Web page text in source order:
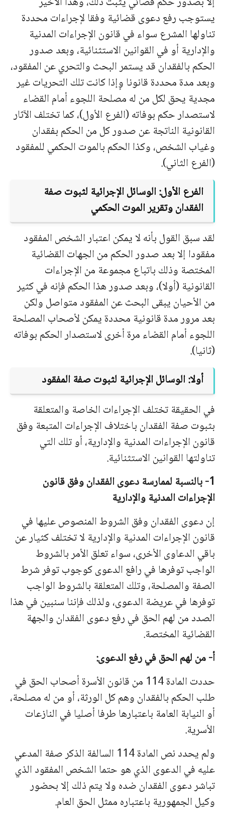
يستوجب رفع دعوى قضائية وفقا لإجراءات محددة
تناولها المشرع سواء في قانون الإجراءات المدنية
والإدارية أو في القوانين الاستثنائية، وبعد صدور
الحكم بالفقدان قد يستمر البحث والتحري عن المفقود،
وبعد مدة محددة قانونا وٕإذا كانت تلك التحريات غير
مجدية يحق لكل من له مصلحة اللجوء أمام القضاء
لاستصدار حكم بوفاته (الفرع الأول)، كما تختلف الآثار
القانونية الناتجة عن صدور كل من الحكم بفقدان
وغياب الشخص، وكذا الحكم بالموت الحكمي للمفقود
(الفرع الثاني).
الفرع الأول: الوسائل الإجرائية لثبوت صفة
الفقدان وتقرير الموت الحكمي
لقد سبق القول بأنه لا يمكن اعتبار الشخص المفقود
مفقودا إلا بعد صدور الحكم من الجهات القضائية
المختصة وذلك باتباع مجموعة من الإجراءات
القانونية (أولا)، وبعد صدور هذا الحكم فإنه في كثير
من الأحيان يبقى البحث عن المفقود متواصل ولكن
بعد مرور مدة قانونية محددة يمكن لأصحاب المصلحة
اللجوء أمام القضاء مرة أخرى لاستصدار الحكم بوفاته
(ثانيا).
أولا: الوسائل الإجرائية لثبوت صفة المفقود
في الحقيقة تختلف الإجراءات الخاصة والمتعلقة
بثبوت صفة الفقدان باختلاف الإجراءات المتبعة وفق
قانون الإجراءات المدنية والإدارية، أو تلك التي
تناولتها القوانين الاستثنائية.
1- بالنسبة لممارسة دعوى الفقدان وفق قانون
الإجراءات المدنية والإدارية
إن دعوى الفقدان وفق الشروط المنصوص عليها في
قانون الإجراءات المدنية والإدارية لا تختلف كثيار عن
باقي الدعاوى الأخرى، سواء تعلق الأمر بالشروط
الواجب توفرها في رافع الدعوى كوجوب توفر شرط
الصفة والمصلحة، وتلك المتعلقة بالشروط الواجب
توفرها في عريضة الدعوى، ولذلك فإننا سنبين في هذا
الصدد من لهم الحق في رفع دعوى الفقدان والجهة
القضائية المختصة.
أ‌- من لهم الحق في رفع الدعوى:
حددت المادة 114 من قانون الأسرة أصحاب الحق في
طلب الحكم بالفقدان وهم كل الورثة، أو من له مصلحة،
أو النيابة العامة باعتبارها طرفا أصليا في النازعات
الأسرية.
ولم يحدد نص المادة 114 السالفة الذكر صفة المدعي
عليه في الدعوى الذي هو حتما الشخص المفقود الذي
تباشر دعوى الفقدان ضده ولا يتم ذلك إلا بحضور
وكيل الجمهورية باعتباره ممثل الحق العام.